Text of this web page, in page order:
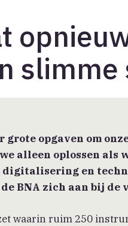
opgaven om
alleen oplossen als
en
BNA zich aan bij de
waarin ruim 250